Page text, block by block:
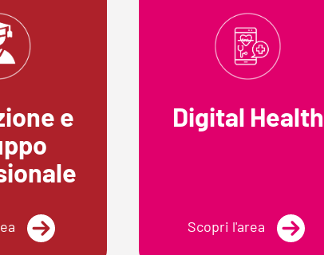
e
Digital Health
Scopri l'area